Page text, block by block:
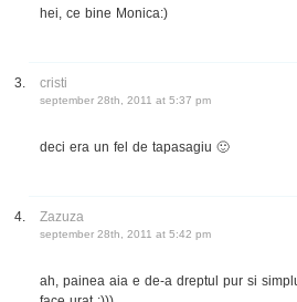
hei, ce bine Monica:)
cristi
september 28th, 2011 at 5:37 pm
deci era un fel de tapasagiu 🙂
Zazuza
september 28th, 2011 at 5:42 pm
ah, painea aia e de-a dreptul pur si